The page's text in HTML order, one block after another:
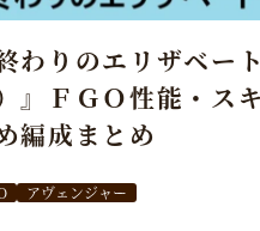
終わりのエリザベー
』ＦＧＯ性能・ス
編成まとめ
アヴェンジャー